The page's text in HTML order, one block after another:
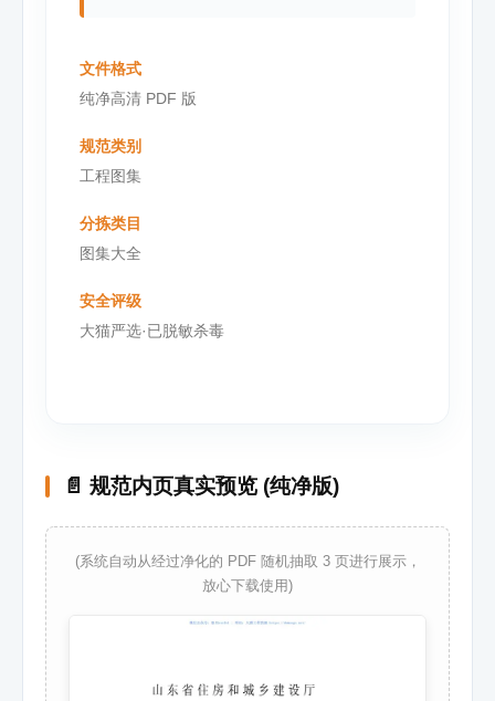
文件格式
纯净高清 PDF 版
规范类别
工程图集
分拣类目
图集大全
安全评级
大猫严选·已脱敏杀毒
📄 规范内页真实预览 (纯净版)
(系统自动从经过净化的 PDF 随机抽取 3 页进行展示，
放心下载使用)